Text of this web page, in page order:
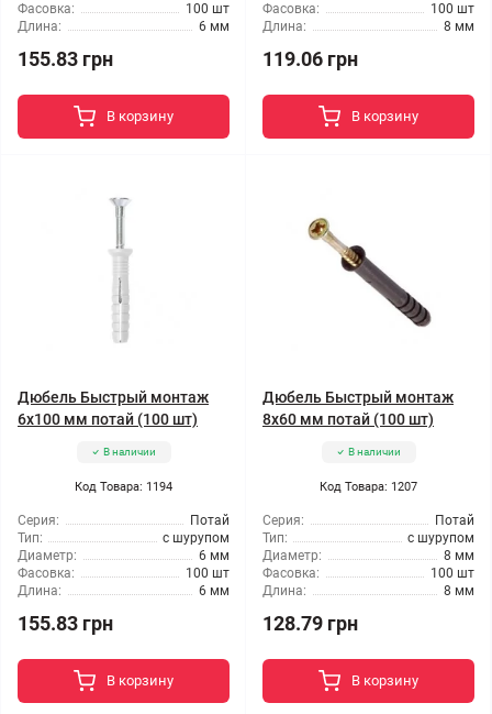
Фасовка:
100 шт
Длина:
6 мм
155.83 грн
В корзину
Фасовка:
100 шт
Длина:
8 мм
119.06 грн
В корзину
Дюбель Быстрый монтаж
6x100 мм потай (100 шт)
В наличии
Код Товара: 1194
Серия:
Потай
Тип:
с шурупом
Диаметр:
6 мм
Фасовка:
100 шт
Длина:
6 мм
155.83 грн
В корзину
Дюбель Быстрый монтаж
8x60 мм потай (100 шт)
В наличии
Код Товара: 1207
Серия:
Потай
Тип:
с шурупом
Диаметр:
8 мм
Фасовка:
100 шт
Длина:
8 мм
128.79 грн
В корзину